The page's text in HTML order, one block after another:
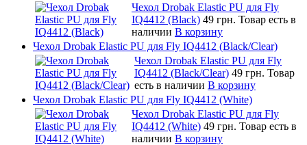
Чехол Drobak Elastic PU для Fly
IQ4412 (Black) 49 грн. Товар есть в
наличии В корзину
Чехол Drobak Elastic PU для Fly IQ4412 (Black/Clear)
Чехол Drobak Elastic PU для Fly
IQ4412 (Black/Clear) 49 грн. Товар
есть в наличии В корзину
Чехол Drobak Elastic PU для Fly IQ4412 (White)
Чехол Drobak Elastic PU для Fly
IQ4412 (White) 49 грн. Товар есть в
наличии В корзину